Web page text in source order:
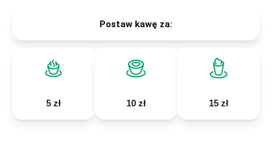
Postaw kawę za:
5 zł 10 zł 15 zł